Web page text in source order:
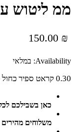
ממ ליטוש
150.00 ₪
Availability: במלאי
0.30 קראט ספיר כחול כהה 3.60 ממ ליטוש עגול אמיתי
כאן בשבילכם
משלוחים